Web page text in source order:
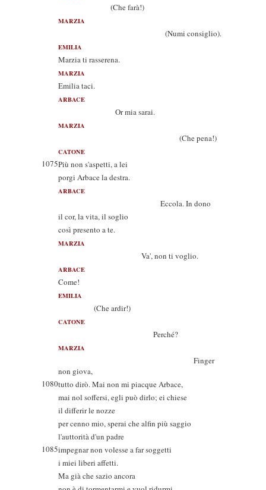
(Che farà!)
MARZIA
(Numi consiglio).
EMILIA
Marzia ti rasserena.
MARZIA
Emilia taci.
ARBACE
Or mia sarai.
MARZIA
(Che pena!)
CATONE
1075Più non s'aspetti, a lei
porgi Arbace la destra.
ARBACE
Eccola. In dono
il cor, la vita, il soglio
così presento a te.
MARZIA
Va', non ti voglio.
ARBACE
Come!
EMILIA
(Che ardir!)
CATONE
Perché?
MARZIA
Finger
non giova,
1080tutto dirò. Mai non mi piacque Arbace,
mai nol soffersi, egli può dirlo; ei chiese
il differir le nozze
per cenno mio, sperai che alfin più saggio
l'auttorità d'un padre
1085impegnar non volesse a far soggetti
i miei liberi affetti.
Ma già che sazio ancora